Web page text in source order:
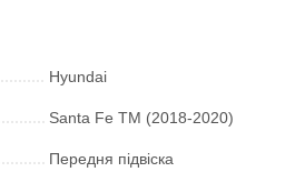
Hyundai
Santa Fe TM (2018-2020)
Передня підвіска